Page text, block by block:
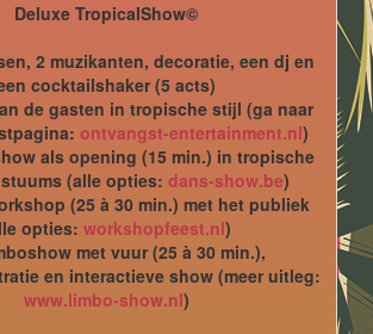
Deluxe TropicalShow©
2 muzikanten, decoratie, een dj en
cocktailshaker (5 acts)
de gasten in tropische stijl (ga naar
ontvangst-entertainment.nl)
als opening (15 min.) in tropische
(alle opties: dans-show.be)
(25 à 30 min.) met het publiek
opties: workshopfeest.nl)
met vuur (25 à 30 min.),
en interactieve show (meer uitleg:
www.limbo-show.nl)